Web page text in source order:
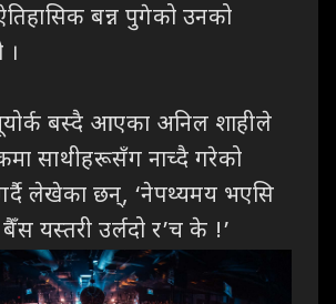
बन्न पुगेको उनको
।
बस्दै आएका अनिल शाहीले
साथीहरूसँग नाच्दै गरेको
गर्दै लेखेका छन्, ‘नेपथ्यमय भएसि
बैँस यस्तरी उर्लदो र’च के !’